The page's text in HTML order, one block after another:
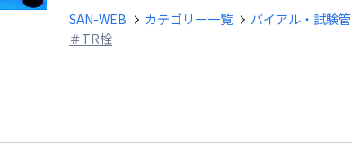
SAN-WEB カテゴリー一覧
バイアル・試験管
＃TR栓